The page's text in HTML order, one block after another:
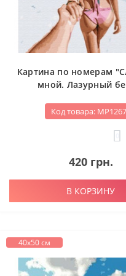
Картина по номерам
мной. Лазурный
Код товара:
420 грн.
В КОРЗИНУ
40х50 см